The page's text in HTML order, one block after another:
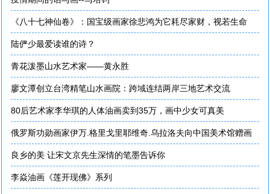
《八十七神仙卷》：国宝级画家徐悲鸿为它耗尽家财，视若生命
陆俨少最爱读谁的诗？
青花泼墨山水艺术家——黄永胜
廖文潭创立台湾精笔山水画院：跨域连结两岸三地艺术交流
80后艺术家李华琪的人体油画卖到35万，画中少女可真美
俄罗斯功勋画家伊万.格里戈里耶维奇.乌拉洛夫向中国美术馆赠画
良乡的美 让宋文京先生深情的笔墨告诉你
李焱油画《莲开现佛》系列